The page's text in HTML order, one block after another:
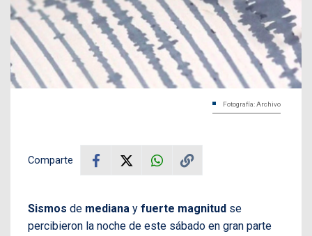
Fotografía: Archivo
Comparte
Sismos de mediana y fuerte magnitud se
percibieron la noche de este sábado en gran parte